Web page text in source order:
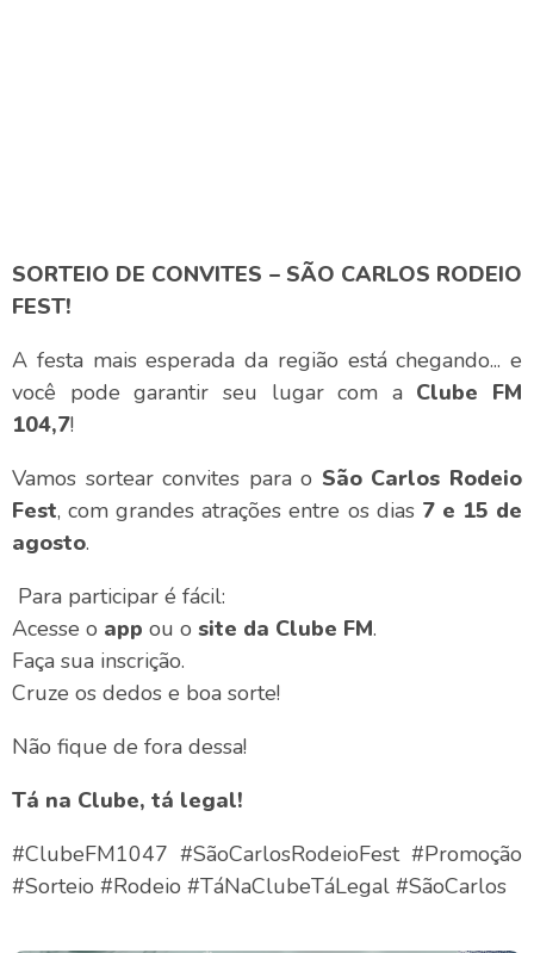
SORTEIO DE CONVITES – SÃO CARLOS RODEIO
FEST!
A festa mais esperada da região está chegando... e
você pode garantir seu lugar com a Clube FM
104,7!
Vamos sortear convites para o São Carlos Rodeio
Fest, com grandes atrações entre os dias 7 e 15 de
agosto.
Para participar é fácil:
Acesse o app ou o site da Clube FM.
Faça sua inscrição.
Cruze os dedos e boa sorte!
Não fique de fora dessa!
Tá na Clube, tá legal!
#ClubeFM1047 #SãoCarlosRodeioFest #Promoção
#Sorteio #Rodeio #TáNaClubeTáLegal #SãoCarlos